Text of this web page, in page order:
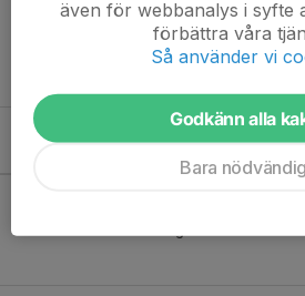
Dokumenten "Spelregler för bandy",
ungdomsdomare" och "Spelformer
Kommande aktiviteter
även för webbanalys i syfte
förbättra våra
Så använder vi
Godkänn alla
Bara